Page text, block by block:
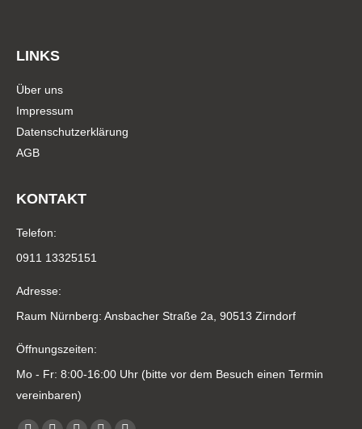
LINKS
Über uns
Impressum
Datenschutzerklärung
AGB
KONTAKT
Telefon:
0911 13325151
Adresse:
Raum Nürnberg: Ansbacher Straße 2a, 90513 Zirndorf
Öffnungszeiten:
Mo - Fr: 8:00-16:00 Uhr (bitte vor dem Besuch einen Termin
vereinbaren)